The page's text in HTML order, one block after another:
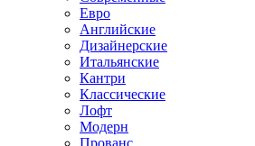
Евро
Английские
Дизайнерские
Итальянские
Кантри
Классические
Лофт
Модерн
Прованс